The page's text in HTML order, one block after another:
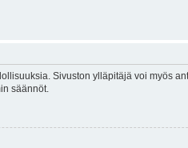
Sivuston ylläpitäjä voi myös
säännöt.